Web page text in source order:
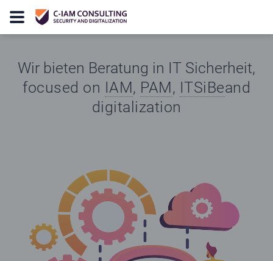
Wir bieten Beratung in IT Sicherheit,
focused on IAM, PAM, ITSiBeand
digitalization